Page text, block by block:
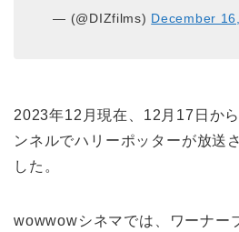
— (@DIZfilms) December
2023年12月現在、12月17日か
ンネルでハリーポッターが放送
した。
wowwowシネマでは、ワーナー